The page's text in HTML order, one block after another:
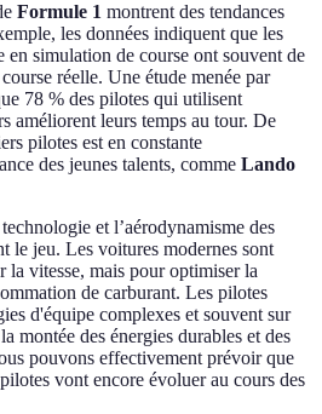
Formule 1 montrent des tendances
les données indiquent que les
en simulation de course ont souvent de
réelle. Une étude menée par
78 % des pilotes qui utilisent
améliorent leurs temps au tour. De
pilotes est en constante
des jeunes talents, comme Lando
et l’aérodynamisme des
le jeu. Les voitures modernes sont
la vitesse, mais pour optimiser la
de carburant. Les pilotes
d'équipe complexes et souvent sur
montée des énergies durables et des
pouvons effectivement prévoir que
vont encore évoluer au cours des